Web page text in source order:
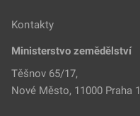
Kontakty
Ministerstvo zemědělství
Těšnov 65/17,
Nové Město, 11000 Praha 1